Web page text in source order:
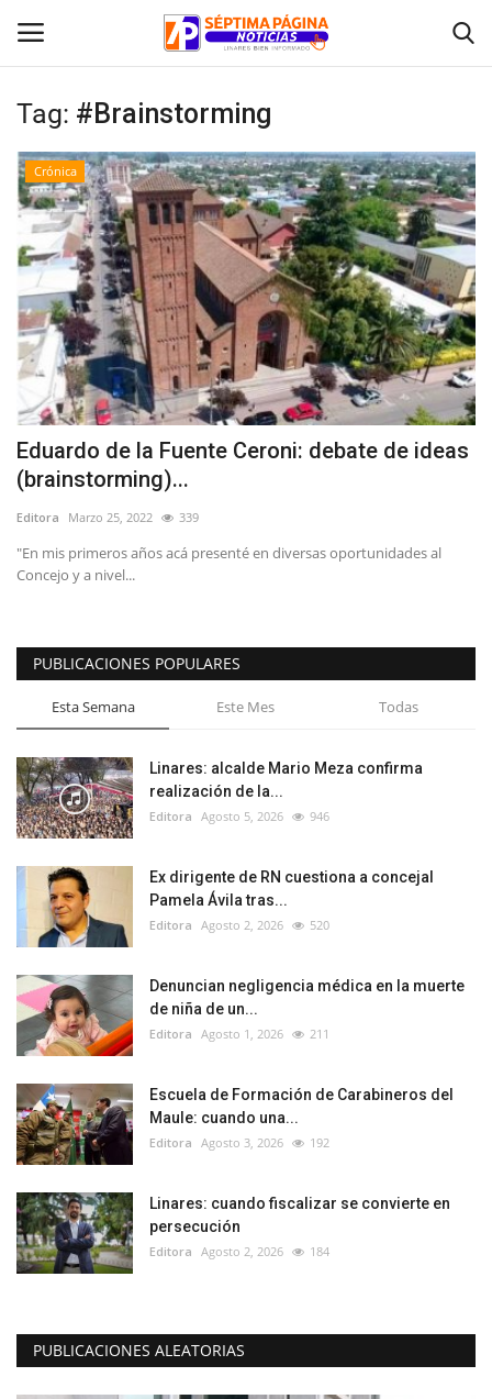
Inicio
Crónica
Policial
Tribunales
Deporte
Política
Espectáculos
Tag: #Brainstorming
Crónica
Eduardo de la Fuente Ceroni: debate de ideas
(brainstorming)...
Editora Marzo 25, 2022 339
"En mis primeros años acá presenté en diversas oportunidades al
Concejo y a nivel...
PUBLICACIONES POPULARES
Esta Semana Este Mes Todas
Linares: alcalde Mario Meza confirma
realización de la...
Editora Agosto 5, 2026 946
Ex dirigente de RN cuestiona a concejal
Pamela Ávila tras...
Editora Agosto 2, 2026 520
Denuncian negligencia médica en la muerte
de niña de un...
Editora Agosto 1, 2026 211
Escuela de Formación de Carabineros del
Maule: cuando una...
Editora Agosto 3, 2026 192
Linares: cuando fiscalizar se convierte en
persecución
Editora Agosto 2, 2026 184
PUBLICACIONES ALEATORIAS